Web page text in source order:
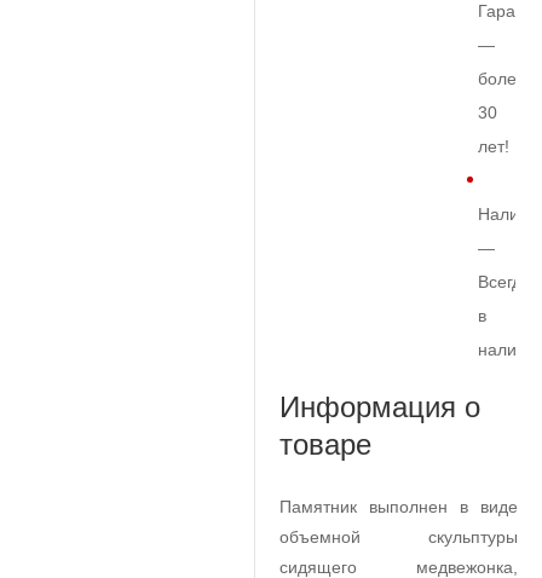
—
более
30
лет!
—
Всегда
в
Информация о
товаре
Памятник выполнен в виде
объемной скульптуры
сидящего медвежонка,